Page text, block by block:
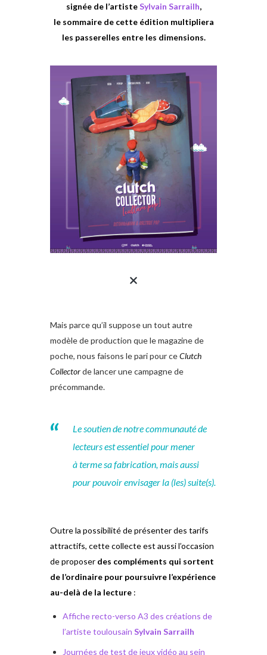
signée de l’artisteSylvain Sarrailh,
le sommaire de cette édition multipliera
les passerelles entre les dimensions.
Mais parce qu’il suppose un tout autre
modèle de production que le magazine de
poche, nous faisons le pari pour ceClutch
Collectorde lancer une campagne de
précommande.
Le soutien de notre communauté de
lecteurs est essentiel pour mener
à terme sa fabrication, mais aussi
pour pouvoir envisager la (les) suite(s).
Outre la possibilité de présenter des tarifs
attractifs, cette collecte est aussi l’occasion
de proposer des compléments qui sortent
de l’ordinaire pour poursuivre l’expérience
au-delà de la lecture :
Affiche recto-verso A3 des créations de
l’artiste toulousain Sylvain Sarrailh
Journées de test de jeux vidéo au sein